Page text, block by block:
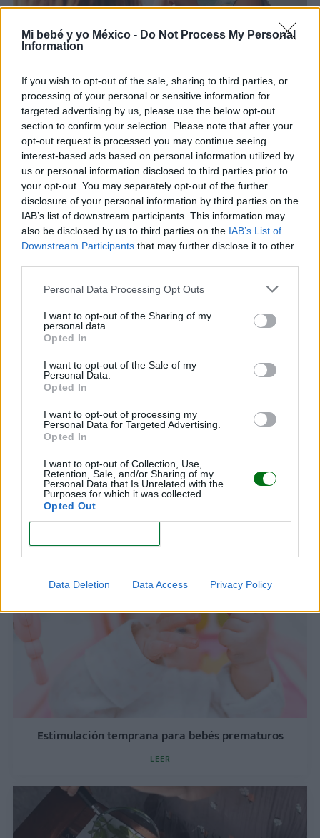
Mi bebé y yo México - Do Not Process My Personal
Information
If you wish to opt-out of the sale, sharing to third parties, or
processing of your personal or sensitive information for
targeted advertising by us, please use the below opt-out
section to confirm your selection. Please note that after your
opt-out request is processed you may continue seeing
interest-based ads based on personal information utilized by
us or personal information disclosed to third parties prior to
your opt-out. You may separately opt-out of the further
disclosure of your personal information by third parties on the
IAB’s list of downstream participants. This information may
also be disclosed by us to third parties on the IAB’s List of
Downstream Participants that may further disclose it to other
Personal Data Processing Opt Outs
I want to opt-out of the Sharing of my
personal data.
Opted In
I want to opt-out of the Sale of my
Personal Data.
Opted In
I want to opt-out of processing my
Personal Data for Targeted Advertising.
Opted In
I want to opt-out of Collection, Use,
Retention, Sale, and/or Sharing of my
Personal Data that Is Unrelated with the
Purposes for which it was collected.
Opted Out
Data Deletion Data Access Privacy Policy
Baby Signing: qué es, cómo enseñarlo y primeros
signos para bebés
LEER
¿Cómo estimular las manos de un bebé?
LEER
¿Cuándo empieza a sentarse un bebé? ¡A su
ritmo!
Estimulación temprana para bebés prematuros
LEER